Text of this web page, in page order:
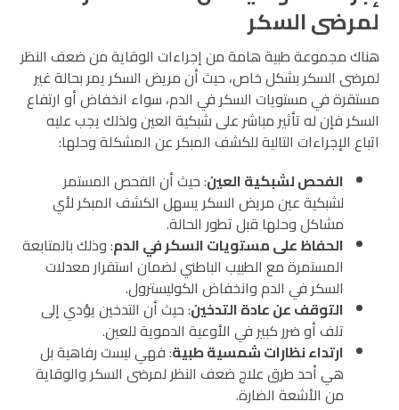
لمرضى السكر
هناك مجموعة طبية هامة من إجراءات الوقاية من ضعف النظر
لمرضى السكر بشكل خاص، حيث أن مريض السكر يمر بحالة غير
مستقرة في مستويات السكر في الدم، سواء انخفاض أو ارتفاع
السكر فإن له تأثير مباشر على شبكية العين ولذلك يجب عليه
اتباع الإجراءات التالية للكشف المبكر عن المشكلة وحلها:
الفحص لشبكية العين: حيث أن الفحص المستمر
لشبكية عين مريض السكر يسهل الكشف المبكر لأي
مشاكل وحلها قبل تطور الحالة.
الحفاظ على مستويات السكر في الدم: وذلك بالمتابعة
المستمرة مع الطبيب الباطني لضمان استقرار معدلات
السكر في الدم وانخفاض الكوليسترول.
التوقف عن عادة التدخين: حيث أن التدخين يؤدي إلى
تلف أو ضرر كبير في الأوعية الدموية للعين.
ارتداء نظارات شمسية طبية: فهي ليست رفاهية بل
هي أحد طرق علاج ضعف النظر لمرضى السكر والوقاية
من الأشعة الضارة.